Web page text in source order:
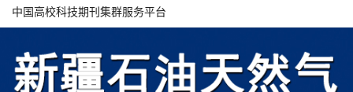
中国高校科技期刊集群服务平台